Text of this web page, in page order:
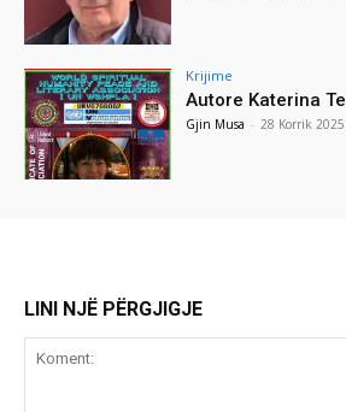
Krijime
Autore Katerina
Gjin Musa - 28 Korrik 2025
LINI NJË PËRGJIGJE